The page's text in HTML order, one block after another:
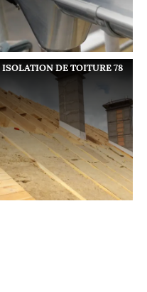
ISOLATION DE TOITURE 78